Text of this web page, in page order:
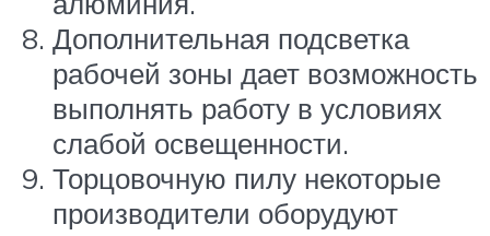
Дополнительная подсветка
рабочей зоны дает возможность
выполнять работу в условиях
слабой освещенности.
Торцовочную пилу некоторые
производители оборудуют